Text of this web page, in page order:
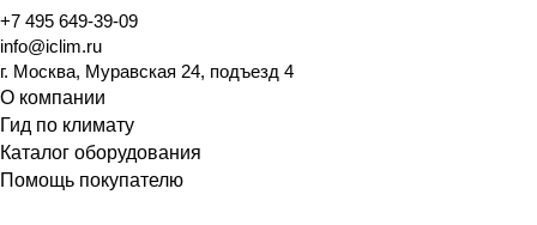
+7 495 649-39-09
info@iclim.ru
г. Москва, Муравская 24, подъезд 4
О компании
Гид по климату
Каталог оборудования
Помощь покупателю